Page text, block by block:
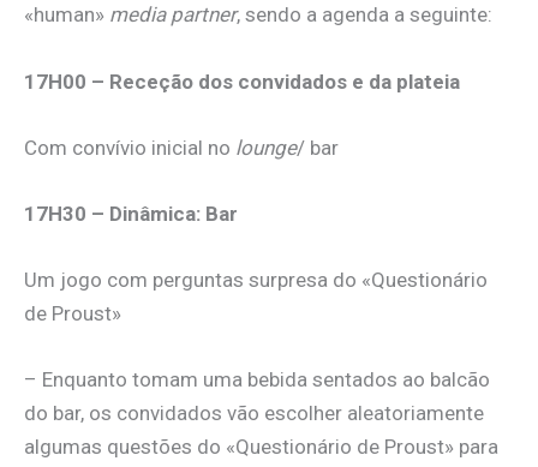
«human» media partner, sendo a agenda a seguinte:
17H00 – Receção dos convidados e da plateia
Com convívio inicial no lounge/ bar
17H30 – Dinâmica: Bar
Um jogo com perguntas surpresa do «Questionário
de Proust»
– Enquanto tomam uma bebida sentados ao balcão
do bar, os convidados vão escolher aleatoriamente
algumas questões do «Questionário de Proust» para